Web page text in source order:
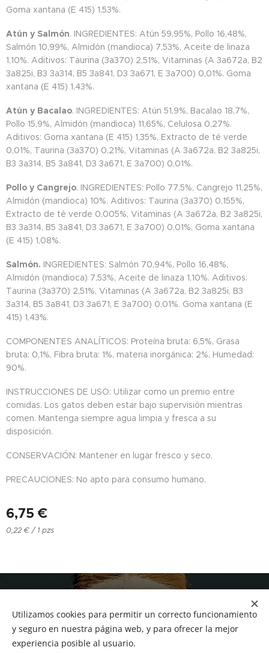
Goma xantana (E 415) 1,53%.
Atún y Salmón. INGREDIENTES: Atún 59,95%, Pollo 16,48%,
Salmón 10,99%, Almidón (mandioca) 7,53%, Aceite de linaza
1,10%. Aditivos: Taurina (3a370) 2,51%, Vitaminas (A 3a672a, B2
3a825i, B3 3a314, B5 3a841, D3 3a671, E 3a700) 0,01%. Goma
xantana (E 415) 1,43%.
Atún y Bacalao. INGREDIENTES: Atún 51,9%, Bacalao 18,7%,
Pollo 15,9%, Almidón (mandioca) 11,65%, Celulosa 0,27%.
Aditivos: Goma xantana (E 415) 1,35%, Extracto de té verde
0,01%, Taurina (3a370) 0,21%, Vitaminas (A 3a672a, B2 3a825i,
B3 3a314, B5 3a841, D3 3a671, E 3a700) 0,01%.
Pollo y Cangrejo. INGREDIENTES: Pollo 77,5%, Cangrejo 11,25%,
Almidón (mandioca) 10%. Aditivos: Taurina (3a370) 0,155%,
Extracto de té verde 0,005%, Vitaminas (A 3a672a, B2 3a825i,
B3 3a314, B5 3a841, D3 3a671, E 3a700) 0,01%, Goma xantana
(E 415) 1,08%.
Salmón. INGREDIENTES: Salmón 70,94%, Pollo 16,48%,
Almidón (mandioca) 7,53%, Aceite de linaza 1,10%. Aditivos:
Taurina (3a370) 2,51%, Vitaminas (A 3a672a, B2 3a825i, B3
3a314, B5 3a841, D3 3a671, E 3a700) 0,01%. Goma xantana (E
415) 1,43%.
COMPONENTES ANALÍTICOS: Proteína bruta: 6,5%, Grasa
bruta: 0,1%, Fibra bruta: 1%, materia inorgánica: 2%, Humedad:
90%.
INSTRUCCIONES DE USO: Utilizar como un premio entre
comidas. Los gatos deben estar bajo supervisión mientras
comen. Mantenga siempre agua limpia y fresca a su
disposición.
CONSERVACIÓN: Mantener en lugar fresco y seco.
PRECAUCIONES: No apto para consumo humano.
6,75 €
0,22 € / 1 pzs
Tf.666351543
Utilizamos cookies para permitir un correcto funcionamiento
y seguro en nuestra página web, y para ofrecer la mejor
experiencia posible al usuario.